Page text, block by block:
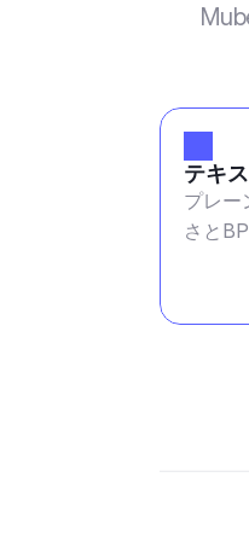
テキ
プレー
さと